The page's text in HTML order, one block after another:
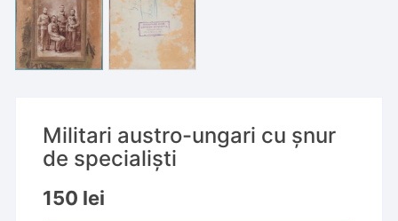
Militari austro-ungari cu șnur
de specialiști
150 lei